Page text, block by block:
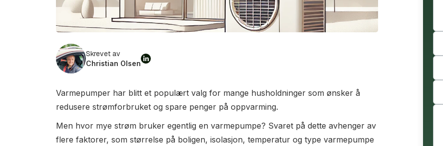
Skrevet av
Christian Olsen
Varmepumper har blitt et populært valg for mange husholdninger som ønsker å
redusere strømforbruket og spare penger på oppvarming.
Men hvor mye strøm bruker egentlig en varmepumpe? Svaret på dette avhenger av
flere faktorer, som størrelse på boligen, isolasjon, temperatur og type varmepumpe